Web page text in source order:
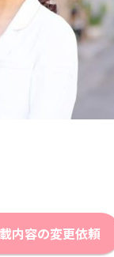
内容の変更依頼